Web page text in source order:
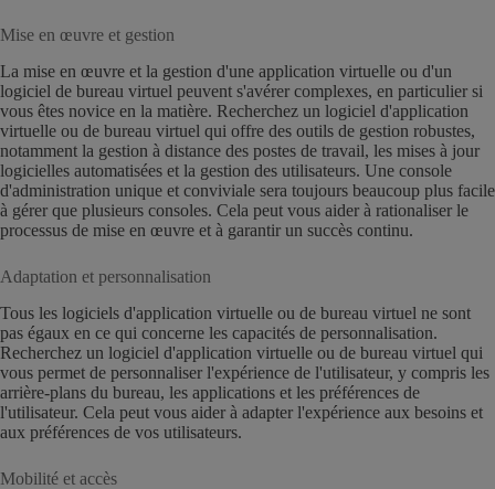
Mise en œuvre et gestion
La mise en œuvre et la gestion d'une application virtuelle ou d'un
logiciel de bureau virtuel peuvent s'avérer complexes, en particulier si
vous êtes novice en la matière. Recherchez un logiciel d'application
virtuelle ou de bureau virtuel qui offre des outils de gestion robustes,
notamment la gestion à distance des postes de travail, les mises à jour
logicielles automatisées et la gestion des utilisateurs. Une console
d'administration unique et conviviale sera toujours beaucoup plus facile
à gérer que plusieurs consoles. Cela peut vous aider à rationaliser le
processus de mise en œuvre et à garantir un succès continu.
Adaptation et personnalisation
Tous les logiciels d'application virtuelle ou de bureau virtuel ne sont
pas égaux en ce qui concerne les capacités de personnalisation.
Recherchez un logiciel d'application virtuelle ou de bureau virtuel qui
vous permet de personnaliser l'expérience de l'utilisateur, y compris les
arrière-plans du bureau, les applications et les préférences de
l'utilisateur. Cela peut vous aider à adapter l'expérience aux besoins et
aux préférences de vos utilisateurs.
Mobilité et accès